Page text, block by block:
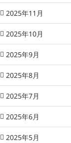
2025年11月
2025年10月
2025年9月
2025年8月
2025年7月
2025年6月
2025年5月